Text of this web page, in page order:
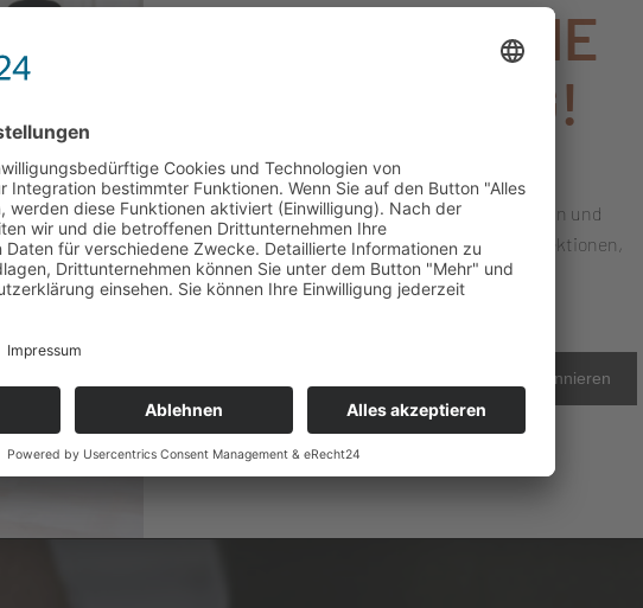
10% AUF DEINE
BESTELLUNG!
Sicher dir jetzt deinen Willkommensrabatt
Melde dich einfach zu unserem Newsletter an und
erfahre immer als erstes wenn es neue Kollektionen,
Angebote und News gibt!